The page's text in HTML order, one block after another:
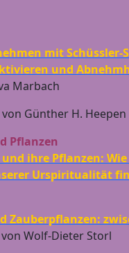
mit Schüssler-
und
Marbach
von Günther H. Heepen
Pflanzen
ihre Pflanzen:
Urspiritualität
Zauberpflanzen:
von Wolf-Dieter Storl